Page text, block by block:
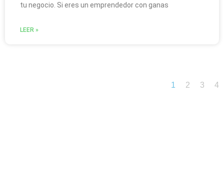
tu negocio. Si eres un emprendedor con ganas
LEER »
1 2 3 4